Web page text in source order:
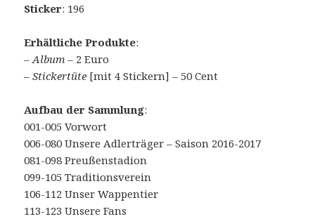
Sticker: 196
Erhältliche Produkte:
–Album – 2 Euro
–Stickertüte [mit 4 Stickern] – 50 Cent
Aufbau der Sammlung:
001-005 Vorwort
006-080 Unsere Adlerträger – Saison 2016-2017
081-098 Preußenstadion
099-105 Traditionsverein
106-112 Unser Wappentier
113-123 Unsere Fans